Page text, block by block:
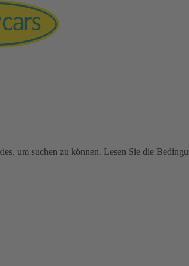
um suchen zu können. Lesen Sie die